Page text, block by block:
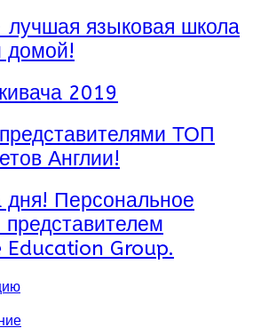
лучшая языковая школа
домой!
2019
ТОП
Англии!
дня! Персональное
Education Group.